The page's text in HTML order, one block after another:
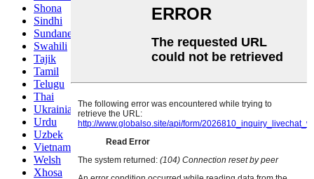
Shona
Sindhi
Sundanese
Swahili
Tajik
Tamil
Telugu
Thai
Ukrainian
Urdu
Uzbek
Vietnamese
Welsh
Xhosa